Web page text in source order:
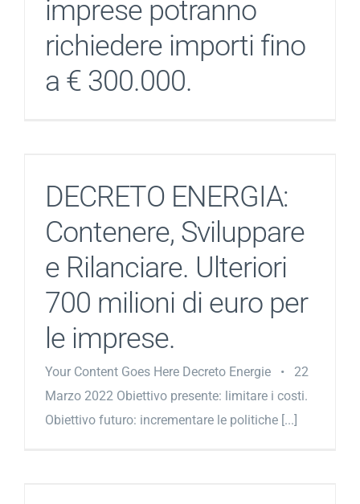
imprese potranno
richiedere importi fino
a € 300.000.
DECRETO ENERGIA:
Contenere, Sviluppare
e Rilanciare. Ulteriori
700 milioni di euro per
le imprese.
Your Content Goes Here Decreto Energie • 22
Marzo 2022 Obiettivo presente: limitare i costi.
Obiettivo futuro: incrementare le politiche [...]